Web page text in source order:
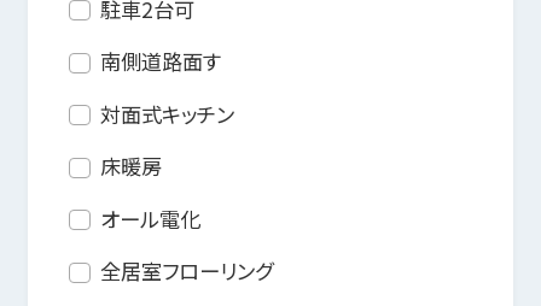
駐車2台可
南側道路面す
対面式キッチン
床暖房
オール電化
全居室フローリング